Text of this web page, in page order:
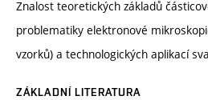
Znalost teoretických základů
problematiky elektronové
vzorků) a technologických aplikací
ZÁKLADNÍ LITERATURA